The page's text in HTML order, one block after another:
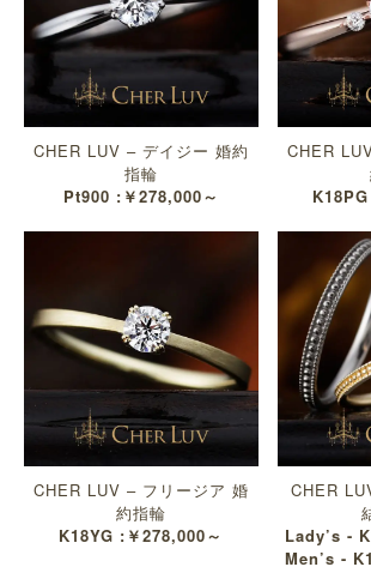
CHER LUV – デイジー 婚約
指輪
Pt900 :￥278,000～
CHER
CHER LUV – フリージア 婚
約指輪
K18YG :￥278,000～
CHER
Lady’s -
Men’s -